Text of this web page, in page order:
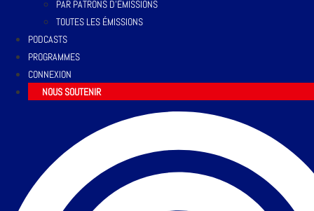
PAR PATRONS D’ÉMISSIONS
TOUTES LES ÉMISSIONS
PODCASTS
PROGRAMMES
CONNEXION
NOUS SOUTENIR